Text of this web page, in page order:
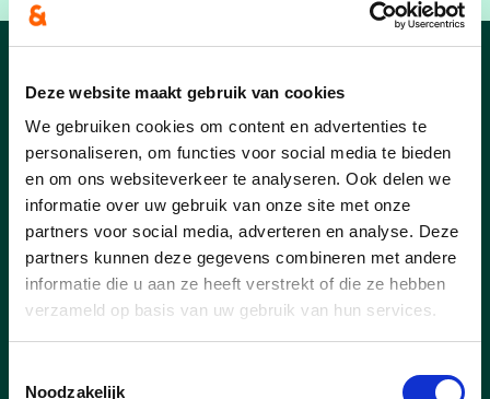
Deze website maakt gebruik van cookies
We gebruiken cookies om content en advertenties te
personaliseren, om functies voor social media te bieden
en om ons websiteverkeer te analyseren. Ook delen we
informatie over uw gebruik van onze site met onze
partners voor social media, adverteren en analyse. Deze
partners kunnen deze gegevens combineren met andere
informatie die u aan ze heeft verstrekt of die ze hebben
verzameld op basis van uw gebruik van hun services.
Noodzakelijk
Ons werk in Bornem